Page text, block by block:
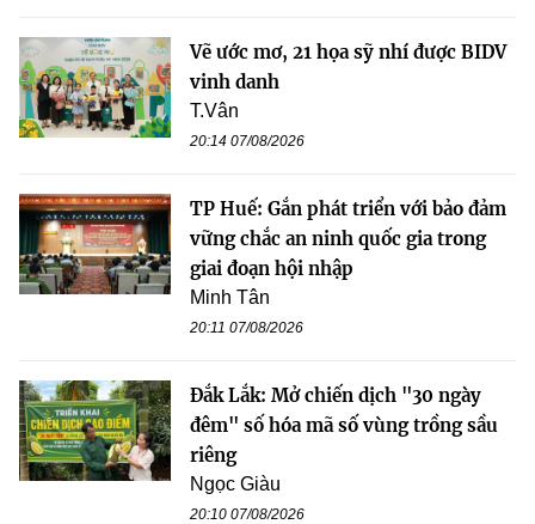
Vẽ ước mơ, 21 họa sỹ nhí được BIDV
vinh danh
T.Vân
20:14 07/08/2026
TP Huế: Gắn phát triển với bảo đảm
vững chắc an ninh quốc gia trong
giai đoạn hội nhập
Minh Tân
20:11 07/08/2026
Đắk Lắk: Mở chiến dịch "30 ngày
đêm" số hóa mã số vùng trồng sầu
riêng
Ngọc Giàu
20:10 07/08/2026